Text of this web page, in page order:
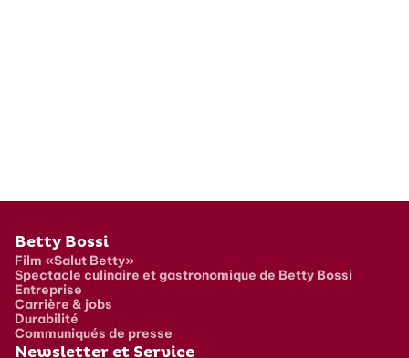
Pied de page
Betty Bossi
Film «Salut Betty»
Spectacle culinaire et gastronomique de Betty Bossi
Entreprise
Carrière & jobs
Durabilité
Communiqués de presse
Newsletter et Service